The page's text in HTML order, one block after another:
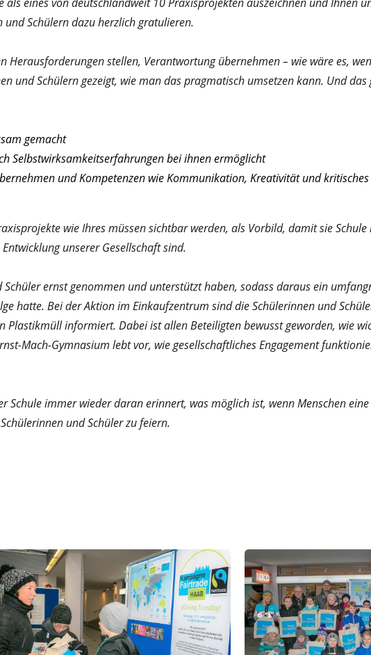
und Schülern dazu herzlich gratulieren.
Herausforderungen stellen, Verantwortung übernehmen – wie wäre es,
und Schülern gezeigt, wie man das pragmatisch umsetzen kann. Und
gemacht
Selbstwirksamkeitserfahrungen bei ihnen ermöglicht
und Kompetenzen wie Kommunikation, Kreativität und
wie Ihres müssen sichtbar werden, als Vorbild, damit sie
unserer Gesellschaft sind.
ernst genommen und unterstützt haben, sodass daraus ein
hatte. Bei der Aktion im Einkaufzentrum sind die Schülerinnen und
Plastikmüll informiert. Dabei ist allen Beteiligten bewusst geworden, wie
Mach-Gymnasium lebt vor, wie gesellschaftliches Engagement
Schule immer wieder daran erinnert, was möglich ist, wenn Menschen
und Schüler zu feiern.